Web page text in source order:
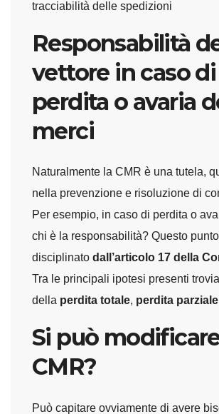
tracciabilità delle spedizioni
Responsabilità
vettore in caso di
perdita o avaria
merci
Naturalmente la CMR è una tutela,
nella prevenzione e risoluzione di
Per esempio, in caso di perdita o
chi è la responsabilità? Questo
disciplinato dall’articolo 17 della
Tra le principali ipotesi presenti
della perdita totale, perdita parziale
Si può
CMR?
Può capitare ovviamente di avere